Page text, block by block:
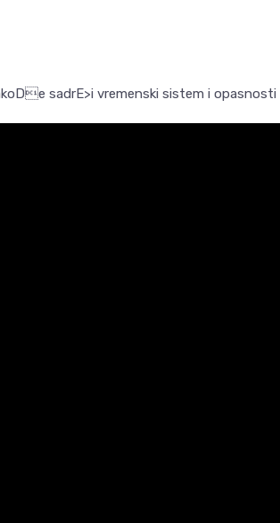
sadrE>i vremenski sistem i opasnosti